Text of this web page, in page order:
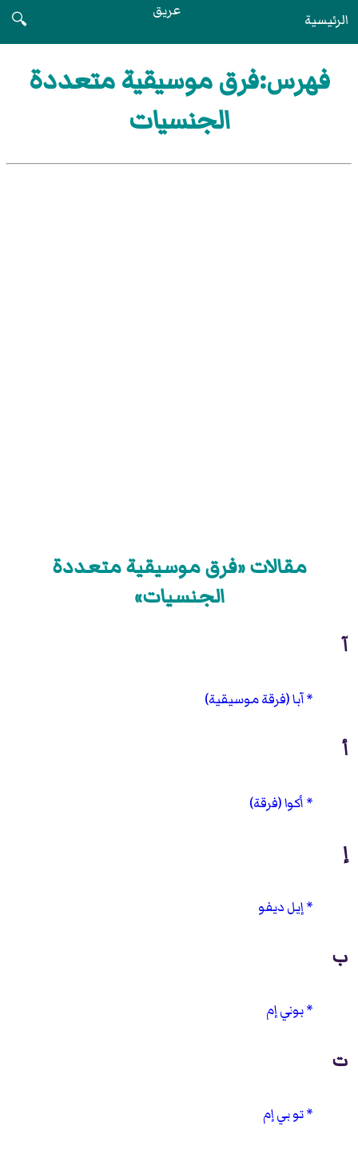
الرئيسية عريق
🔍
فهرس:فرق موسيقية متعددة
الجنسيات
مقالات «فرق موسيقية متعددة
الجنسيات»
آ
آبا (فرقة موسيقية)
أ
أكوا (فرقة)
إ
إيل ديفو
ب
بوني إم
ت
تو بي إم